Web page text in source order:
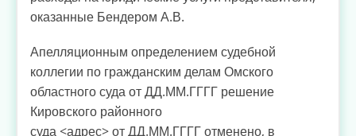
оказанные Бендером А.В.
Апелляционным определением судебной
коллегии по гражданским делам Омского
областного суда от ДД.ММ.ГГГГ решение
Кировского районного
суда <адрес> от ДД.ММ.ГГГГ отменено, в